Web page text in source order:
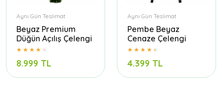
Aynı Gün Teslimat
Beyaz Premium
Düğün Açılış Çelengi
8.999 TL
Aynı Gün Teslimat
Pembe Beyaz
Cenaze Çelengi
4.399 TL